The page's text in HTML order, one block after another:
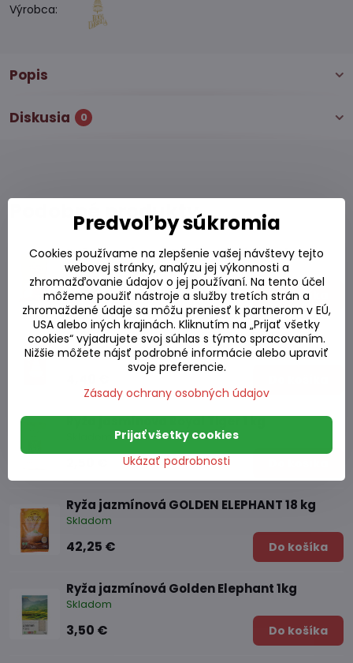
Výrobca:
Popis
Diskusia 0
Podobné produkty
Ryža jazmínová Golden Elephant 5kg
Skladom
12,55 € Do košíka
Ryža jasmínova Royal Umbrella 1 kg
Skladom
Ryža jasmínova Royal Tiger 1 kg
Ryža jazmínová GOLDEN ELEPHANT 18 kg
Skladom
42,25 € Do košíka
Ryža jazmínová Golden Elephant 1kg
Skladom
3,50 € Do košíka
Predvoľby súkromia
Cookies používame na zlepšenie vašej návštevy tejto
webovej stránky, analýzu jej výkonnosti a
zhromažďovanie údajov o jej používaní. Na tento účel
môžeme použiť nástroje a služby tretích strán a
zhromaždené údaje sa môžu preniesť k partnerom v EÚ,
USA alebo iných krajinách. Kliknutím na „Prijať všetky
cookies“ vyjadrujete svoj súhlas s týmto spracovaním.
Nižšie môžete nájsť podrobné informácie alebo upraviť
svoje preferencie.
Zásady ochrany osobných údajov
Ukázať podrobnosti
Prijať všetky cookies